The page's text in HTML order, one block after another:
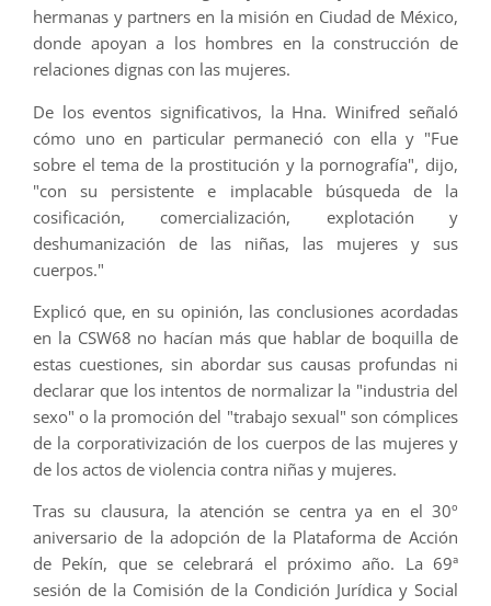
hermanas y partners en la misión en Ciudad de México,
donde apoyan a los hombres en la construcción de
relaciones dignas con las mujeres.
De los eventos significativos, la Hna. Winifred señaló
cómo uno en particular permaneció con ella y "Fue
sobre el tema de la prostitución y la pornografía", dijo,
"con su persistente e implacable búsqueda de la
cosificación, comercialización, explotación y
deshumanización de las niñas, las mujeres y sus
cuerpos."
Explicó que, en su opinión, las conclusiones acordadas
en la CSW68 no hacían más que hablar de boquilla de
estas cuestiones, sin abordar sus causas profundas ni
declarar que los intentos de normalizar la "industria del
sexo" o la promoción del "trabajo sexual" son cómplices
de la corporativización de los cuerpos de las mujeres y
de los actos de violencia contra niñas y mujeres.
Tras su clausura, la atención se centra ya en el 30º
aniversario de la adopción de la Plataforma de Acción
de Pekín, que se celebrará el próximo año. La 69ª
sesión de la Comisión de la Condición Jurídica y Social